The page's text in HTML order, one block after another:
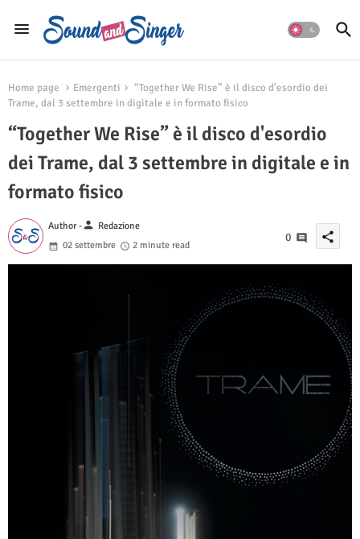
Home page Emergenti
“Together We Rise” è il disco d'esordio dei
Trame, dal 3 settembre in digitale e in formato fisico
“Together We Rise” è il disco d'esordio
dei Trame, dal 3 settembre in digitale e in
formato fisico
Author -person Redazione
02 settembre
2 minute read
0 share